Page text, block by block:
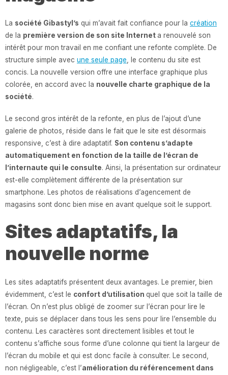
La société Gibastyl’s qui m’avait fait confiance pour la création
de la première version de son site Internet a renouvelé son
intérêt pour mon travail en me confiant une refonte complète. De
structure simple avec une seule page, le contenu du site est
concis. La nouvelle version offre une interface graphique plus
colorée, en accord avec la nouvelle charte graphique de la
société.
Le second gros intérêt de la refonte, en plus de l’ajout d’une
galerie de photos, réside dans le fait que le site est désormais
responsive, c’est à dire adaptatif. Son contenu s’adapte
automatiquement en fonction de la taille de l’écran de
l’internaute qui le consulte. Ainsi, la présentation sur ordinateur
est-elle complètement différente de la présentation sur
smartphone. Les photos de réalisations d’agencement de
magasins sont donc bien mise en avant quelque soit le support.
Sites adaptatifs, la
nouvelle norme
Les sites adaptatifs présentent deux avantages. Le premier, bien
évidemment, c’est le confort d’utilisation quel que soit la taille de
l’écran. On n’est plus obligé de zoomer sur l’écran pour lire le
texte, puis se déplacer dans tous les sens pour lire l’ensemble du
contenu. Les caractères sont directement lisibles et tout le
contenu s’affiche sous forme d’une colonne qui tient la largeur de
l’écran du mobile et qui est donc facile à consulter. Le second,
non négligeable, c’est l’amélioration du référencement dans